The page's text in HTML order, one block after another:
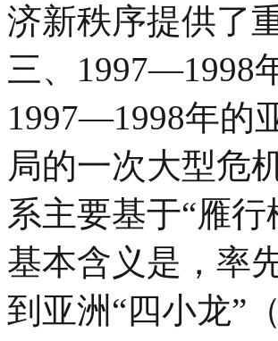
济新秩序提供了
三、1997—1998
1997—1998年的
局的一次大型危
系主要基于“雁
基本含义是，率
到亚洲“四小龙”